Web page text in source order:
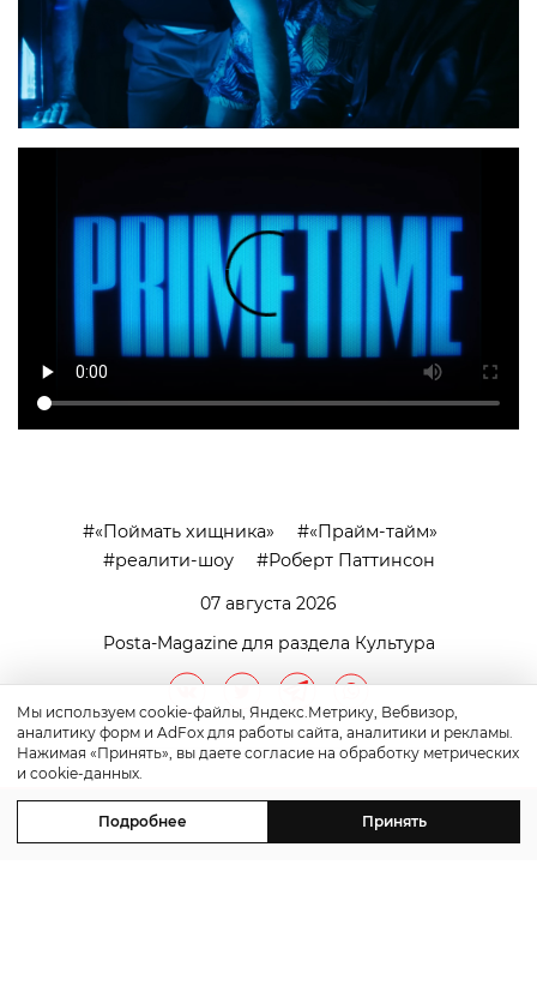
«Поймать хищника»
«Прайм-тайм»
реалити-шоу
Роберт Паттинсон
07 августа 2026
Posta-Magazine для раздела Культура
Мы используем cookie-файлы, Яндекс.Метрику, Вебвизор,
аналитику форм и AdFox для работы сайта, аналитики и рекламы.
Нажимая «Принять», вы даете согласие на обработку метрических
и cookie-данных.
Подробнее Принять